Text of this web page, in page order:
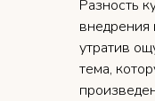
Разность
внедрения
утратив
тема,